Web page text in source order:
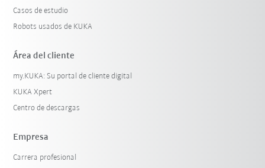
Casos de estudio
Robots usados de KUKA
Área del cliente
my.KUKA: Su portal de cliente digital
KUKA Xpert
Centro de descargas
Empresa
Carrera profesional